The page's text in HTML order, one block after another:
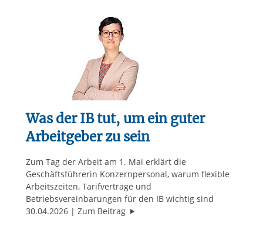
Was der IB tut, um ein guter
Arbeitgeber zu sein
Zum Tag der Arbeit am 1. Mai erklärt die
Geschäftsführerin Konzernpersonal, warum flexible
Arbeitszeiten, Tarifverträge und
Betriebsvereinbarungen für den IB wichtig sind
30.04.2026
Zum Beitrag "Was der IB tut, um ein guter